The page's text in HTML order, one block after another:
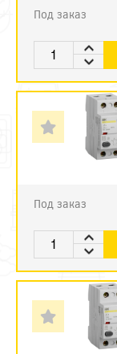
Под заказ
Под заказ